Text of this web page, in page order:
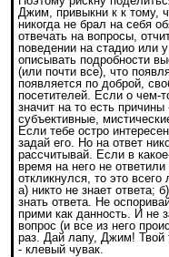
Джим, привыкни к к тому,
никогда не брал на себя
отвечать на вопросы,
поведении на стадио или
описывать подробности
(или почти все), что
появляется по доброй,
посетителей. Если о чем-
значит на то есть
субъективные,
Если тебе остро
задай его. Но на ответ
рассчитывай. Если в
время на него не
откликнулся, то это всего
а) никто не знает ответа;
знать ответа. Не
прими как данность. И не
вопрос (и все из него
раз. Дай лапу, Джим! Твой
- клевый чувак.